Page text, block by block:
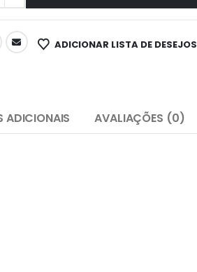
ADICIONAR LISTA DE DESEJOS
ADICIONAIS AVALIAÇÕES (0)